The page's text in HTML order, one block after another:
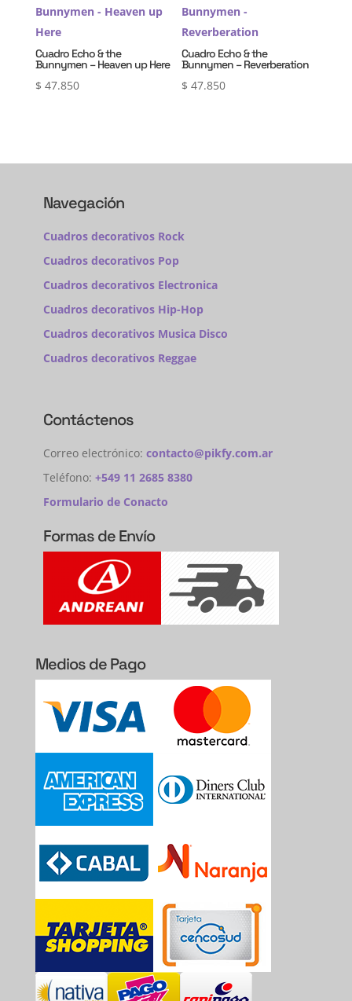
Cuadro Echo & the
Bunnymen – Heaven up Here
$ 47.850
Cuadro Echo & the
Bunnymen – Reverberation
$ 47.850
Navegación
Cuadros decorativos Rock
Cuadros decorativos Pop
Cuadros decorativos Electronica
Cuadros decorativos Hip-Hop
Cuadros decorativos Musica Disco
Cuadros decorativos Reggae
Contáctenos
Correo electrónico: contacto@pikfy.com.ar
Teléfono: +549 11 2685 8380
Formulario de Conacto
Formas de Envío
Medios de Pago